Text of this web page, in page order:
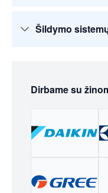
Šildymo
Dirbame su